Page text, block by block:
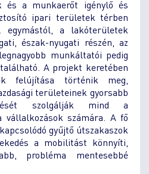
és a munkaerőt igénylő és
ipari területek térben
egymástól, a lakóterületek
észak-nyugati részén, az
munkáltatói pedig
A projekt keretében
felújítása történik meg,
területeinek gyorsabb
szolgálják mind a
vállalkozások számára. A fő
gyűjtő útszakaszok
a mobilitást könnyíti,
probléma mentesebbé